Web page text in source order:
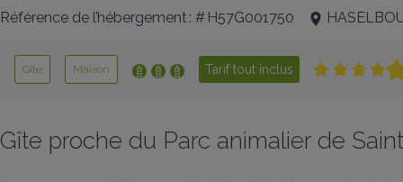
Référence de l’hébergement : # H57G001750
Gîte Maison Tarif tout inclus
Gîte proche du Parc animalier de